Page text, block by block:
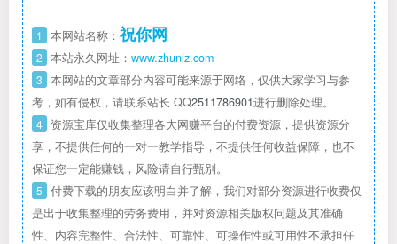
1 本网站名称： 祝你网
2 本站永久网址： www.zhuniz.com
3 本网站的文章部分内容可能来源于网络，仅供大家学习与参
考，如有侵权，请联系站长 QQ2511786901进行删除处理。
4 资源宝库仅收集整理各大网赚平台的付费资源，提供资源分
享，不提供任何的一对一教学指导，不提供任何收益保障，也不
保证您一定能赚钱，风险请自行甄别。
5 付费下载的朋友应该明白并了解，我们对部分资源进行收费仅
是出于收集整理的劳务费用，并对资源相关版权问题及其准确
性、内容完整性、合法性、可靠性、可操作性或可用性不承担任